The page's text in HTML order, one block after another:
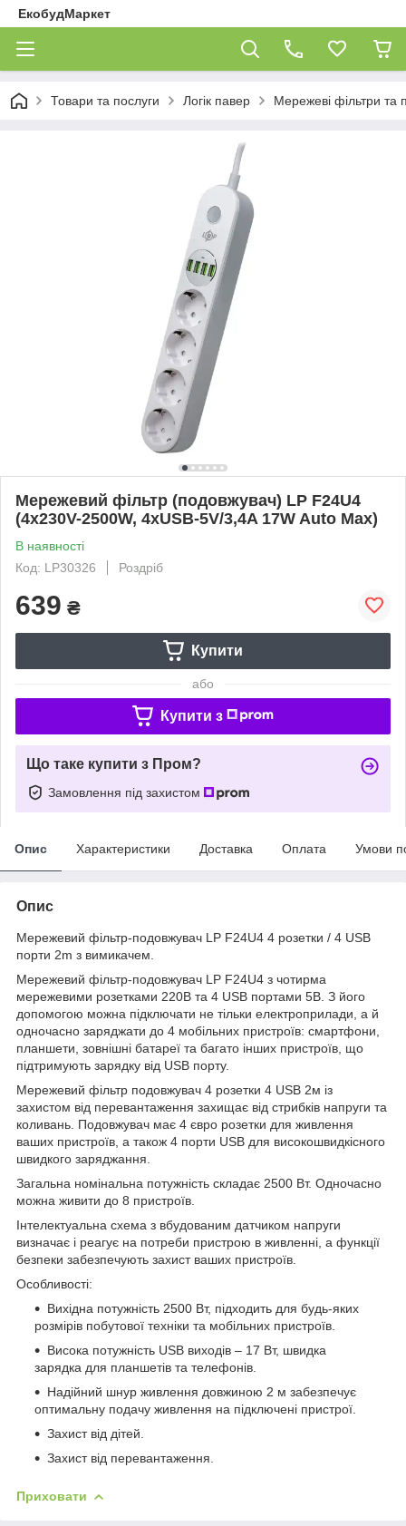
ЕкобудМаркет
Товари та послуги Логік павер Мережеві фільтри та
Мережевий фільтр (подовжувач) LP F24U4
(4x230V-2500W, 4xUSB-5V/3,4A 17W Auto Max)
В наявності
Код: LP30326
Роздріб
639 ₴
Купити
або
Купити з
Що таке купити з Пром?
Замовлення під захистом
Опис Характеристики Доставка Оплата Умови
Опис
Мережевий фільтр-подовжувач LP F24U4 4 розетки / 4 USB
порти 2m з вимикачем.
Мережевий фільтр-подовжувач LP F24U4 з чотирма
мережевими розетками 220В та 4 USB портами 5В. З його
допомогою можна підключати не тільки електроприлади, а й
одночасно заряджати до 4 мобільних пристроїв: смартфони,
планшети, зовнішні батареї та багато інших пристроїв, що
підтримують зарядку від USB порту.
Мережевий фільтр подовжувач 4 розетки 4 USB 2м із
захистом від перевантаження захищає від стрибків напруги та
коливань. Подовжувач має 4 євро розетки для живлення
ваших пристроїв, а також 4 порти USB для високошвидкісного
швидкого заряджання.
Загальна номінальна потужність складає 2500 Вт. Одночасно
можна живити до 8 пристроїв.
Інтелектуальна схема з вбудованим датчиком напруги
визначає і реагує на потреби пристрою в живленні, а функції
безпеки забезпечують захист ваших пристроїв.
Особливості:
Вихідна потужність 2500 Вт, підходить для будь-яких
розмірів побутової техніки та мобільних пристроїв.
Висока потужність USB виходів – 17 Вт, швидка
зарядка для планшетів та телефонів.
Надійний шнур живлення довжиною 2 м забезпечує
оптимальну подачу живлення на підключені пристрої.
Захист від дітей.
Захист від перевантаження.
Приховати